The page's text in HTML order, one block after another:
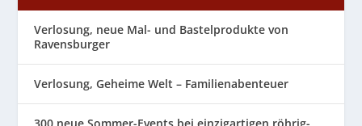
Verlosung, neue Mal- und Bastelprodukte von
Ravensburger
Verlosung, Geheime Welt – Familienabenteuer